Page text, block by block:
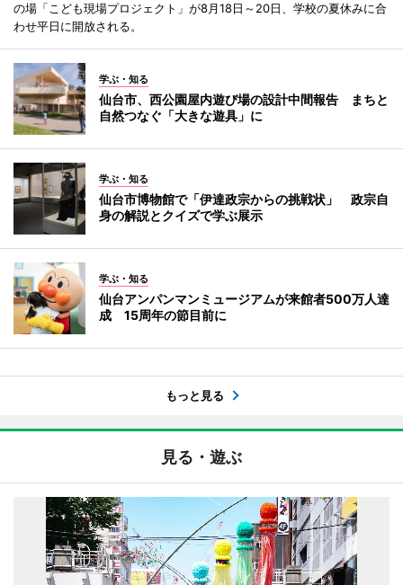
の場「こども現場プロジェクト」が8月18日～20日、学校の夏休みに合
わせ平日に開放される。
学ぶ・知る
仙台市、西公園屋内遊び場の設計中間報告 まちと
自然つなぐ「大きな遊具」に
学ぶ・知る
仙台市博物館で「伊達政宗からの挑戦状」 政宗自
身の解説とクイズで学ぶ展示
学ぶ・知る
仙台アンパンマンミュージアムが来館者500万人達
成 15周年の節目前に
もっと見る
見る・遊ぶ